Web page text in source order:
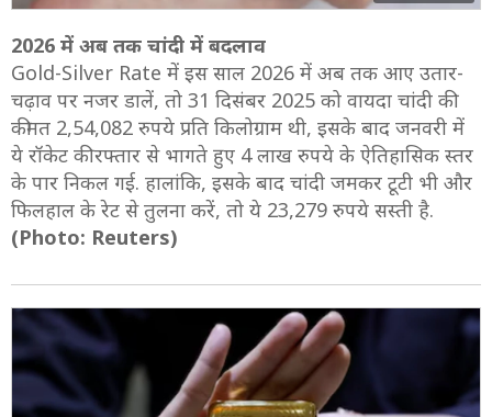
2026 में अब तक चांदी में बदलाव
Gold-Silver Rate में इस साल 2026 में अब तक आए उतार-
चढ़ाव पर नजर डालें, तो 31 दिसंबर 2025 को वायदा चांदी की
कीमत 2,54,082 रुपये प्रति किलोग्राम थी, इसके बाद जनवरी में
ये रॉकेट की रफ्तार से भागते हुए 4 लाख रुपये के ऐतिहासिक स्तर
के पार निकल गई. हालांकि, इसके बाद चांदी जमकर टूटी भी और
फिलहाल के रेट से तुलना करें, तो ये 23,279 रुपये सस्ती है.
(Photo: Reuters)